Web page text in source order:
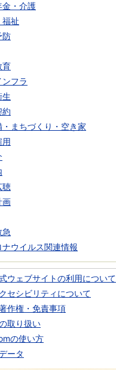
金・介護
福祉
防
育
フラ
生
約
まちづくり・空き家
用
聴
画
ナウイルス関連情報
ウェブサイトの利用について
セシビリティについて
作権・免責事項
取り扱い
の使い方
ータ